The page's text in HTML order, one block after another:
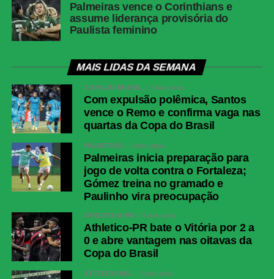
Palmeiras vence o Corinthians e
assume liderança provisória do
Paulista feminino
MAIS LIDAS DA SEMANA
COPA DO BRASIL 3 dias atrás
Com expulsão polêmica, Santos
vence o Remo e confirma vaga nas
quartas da Copa do Brasil
PALMEIRAS 4 dias atrás
Palmeiras inicia preparação para
jogo de volta contra o Fortaleza;
Gómez treina no gramado e
Paulinho vira preocupação
ATHLETICO-PR 4 dias atrás
Athletico-PR bate o Vitória por 2 a
0 e abre vantagem nas oitavas da
Copa do Brasil
ATLÉTICO-MG 3 dias atrás